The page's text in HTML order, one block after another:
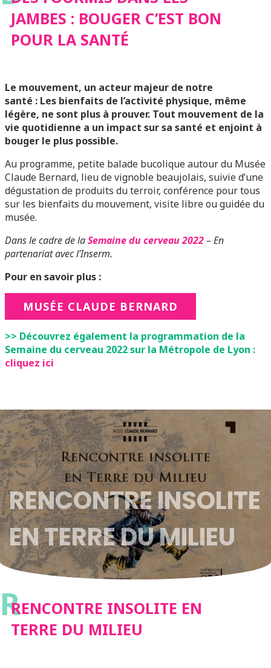
JAMBES : BOUGER C’EST BON
POUR LA SANTÉ
Le mouvement, un acteur majeur de notre
santé : Les bienfaits de l’activité physique, même
légère, ne sont plus à prouver. Tout mouvement de la
vie quotidienne a un impact sur sa santé et enjoint à
bouger le plus possible.
Au programme, petite balade bucolique autour du Musée
Claude Bernard, lieu de vignoble beaujolais, suivie d’une
dégustation de produits du terroir, conférence pour tous
sur les bienfaits du mouvement, visite libre ou guidée du
musée.
Dans le cadre de laSemaine du cerveau 2022– En
partenariat avec l’Inserm.
Pour en savoir plus :
MUSÉE CLAUDE BERNARD
>> Découvrez également la programmation de la
Semaine du cerveau 2022 sur la Métropole de Lyon :
cliquez ici
RENCONTRE INSOLITE
EN TERRE DU MILIEU
RRENCONTRE INSOLITE EN
TERRE DU MILIEU